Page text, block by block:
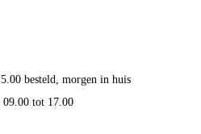
besteld, morgen in huis
09.00 tot 17.00